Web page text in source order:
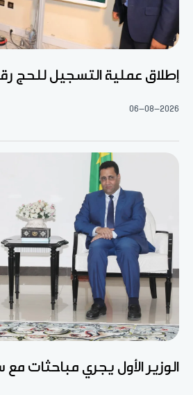
إطلاق عملية التسجيل للحج
06-08-2026
الوزير الأول يجري مباحثات مع